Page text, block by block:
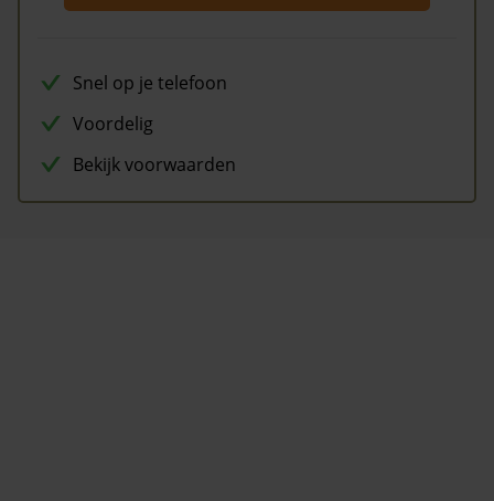
Snel op je telefoon
Voordelig
Bekijk voorwaarden